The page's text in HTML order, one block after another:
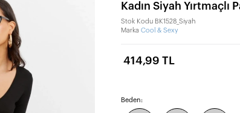
Kadın Siyah Yırtmaçlı
Stok Kodu BK1528_Siyah
Marka Cool & Sexy
414,99 TL
Beden: